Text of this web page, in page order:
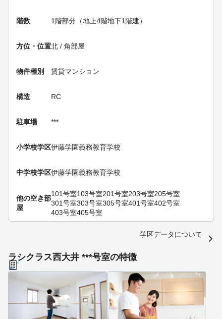
階数 1階部分（地上4階地下1階建）
方位・位置北 / 角部屋
物件種別 賃貸マンション
構造 RC
駐車場 ***
小学校学区伊藤学園義務教育学校
中学校学区伊藤学園義務教育学校
他の空き部
屋
101号室103号室201号室203号室205号室
301号室303号室305号室401号室402号室
403号室405号室
学区データについて
ラシクラス西大井 ***号室の特徴